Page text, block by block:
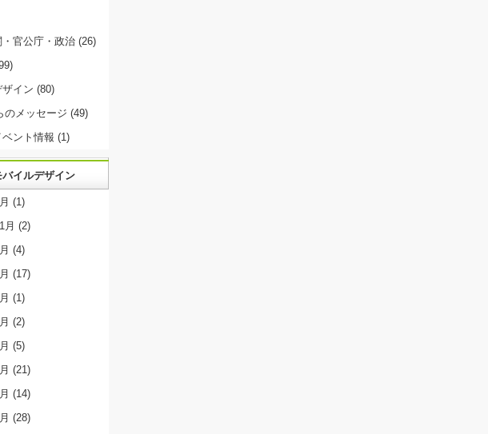
官公庁・政治 (26)
イン (80)
のメッセージ (49)
ント情報 (1)
イルデザイン
(1)
月 (2)
(4)
(17)
(1)
(2)
(5)
(21)
(14)
(28)